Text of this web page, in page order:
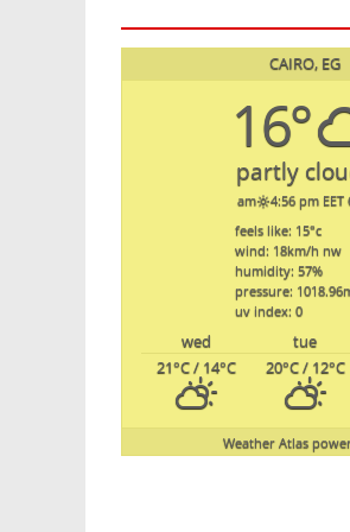
CAIRO, EG
16°
partly
4:56 pm EET
feels like: 15°c
wind: 18km/h nw
humidity: 57%
pressure: 1018.96
uv index: 0
tue
wed
20°C/ 12°C
21°C/ 14°C
Weather Atlas